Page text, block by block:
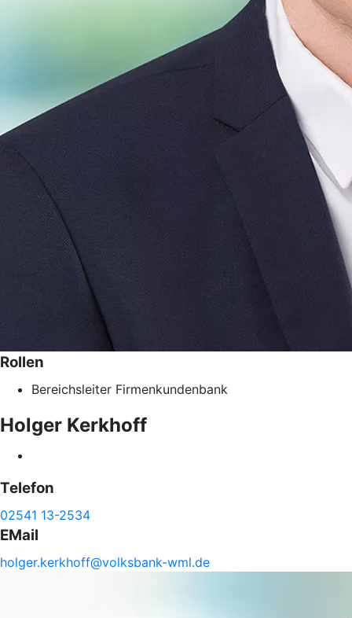
Rollen
Bereichsleiter Firmenkundenbank
Holger Kerkhoff
Telefon
02541 13-2534
EMail
holger.kerkhoff@volksbank-wml.de